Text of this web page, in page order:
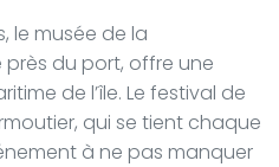
le musée de la
du port, offre une
de l’île. Le festival de
qui se tient chaque
à ne pas manquer